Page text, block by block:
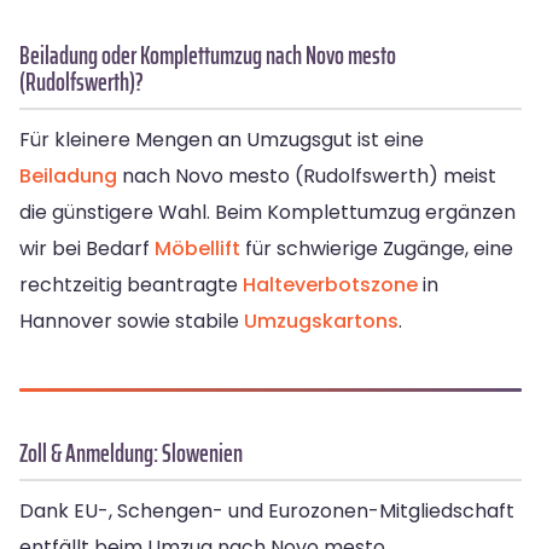
Beiladung oder Komplettumzug nach Novo mesto
(Rudolfswerth)?
Für kleinere Mengen an Umzugsgut ist eine
Beiladung nach Novo mesto (Rudolfswerth) meist
die günstigere Wahl. Beim Komplettumzug ergänzen
wir bei Bedarf Möbellift für schwierige Zugänge, eine
rechtzeitig beantragte Halteverbotszonein
Hannover sowie stabile Umzugskartons.
Zoll & Anmeldung: Slowenien
Dank EU-, Schengen- und Eurozonen-Mitgliedschaft